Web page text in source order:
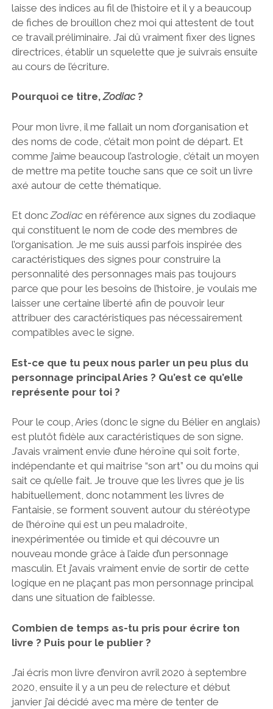
laisse des indices au fil de l’histoire et il y a beaucoup
de fiches de brouillon chez moi qui attestent de tout
ce travail préliminaire. J’ai dû vraiment fixer des lignes
directrices, établir un squelette que je suivrais ensuite
au cours de l’écriture.
Pourquoi ce titre,Zodiac?
Pour mon livre, il me fallait un nom d’organisation et
des noms de code, c’était mon point de départ. Et
comme j’aime beaucoup l’astrologie, c’était un moyen
de mettre ma petite touche sans que ce soit un livre
axé autour de cette thématique.
Et doncZodiacen référence aux signes du zodiaque
qui constituent le nom de code des membres de
l’organisation. Je me suis aussi parfois inspirée des
caractéristiques des signes pour construire la
personnalité des personnages mais pas toujours
parce que pour les besoins de l’histoire, je voulais me
laisser une certaine liberté afin de pouvoir leur
attribuer des caractéristiques pas nécessairement
compatibles avec le signe.
Est-ce que tu peux nous parler un peu plus du
personnage principal Aries ? Qu’est ce qu’elle
représente pour toi ?
Pour le coup, Aries (donc le signe du Bélier en anglais)
est plutôt fidèle aux caractéristiques de son signe.
J’avais vraiment envie d’une héroïne qui soit forte,
indépendante et qui maitrise “son art” ou du moins qui
sait ce qu’elle fait. Je trouve que les livres que je lis
habituellement, donc notamment les livres de
Fantaisie, se forment souvent autour du stéréotype
de l’héroïne qui est un peu maladroite,
inexpérimentée ou timide et qui découvre un
nouveau monde grâce à l’aide d’un personnage
masculin. Et j’avais vraiment envie de sortir de cette
logique en ne plaçant pas mon personnage principal
dans une situation de faiblesse.
Combien de temps as-tu pris pour écrire ton
livre ? Puis pour le publier ?
J’ai écris mon livre d’environ avril 2020 à septembre
2020, ensuite il y a un peu de relecture et début
janvier j’ai décidé avec ma mère de tenter de